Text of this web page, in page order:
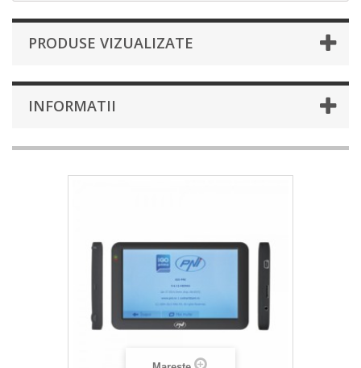
PRODUSE VIZUALIZATE
INFORMATII